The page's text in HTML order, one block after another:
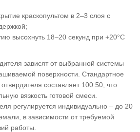
краскопультом в 2–3 слоя с
высохнуть 18–20 секунд при +20°C
зависят от выбранной системы
поверхности. Стандартное
составляет 100:50, что
вязкость готовой смеси.
регулируется индивидуально – до 20
в зависимости от требуемой
работы.